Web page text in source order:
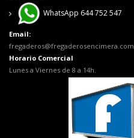
WhatsApp 644 752 547
Email:
fregaderos@fregaderosencimera.com
Horario Comercial
Lunes a Viernes de 8 a 14h.